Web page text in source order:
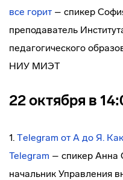
все горит – спикер
преподаватель
педагогического
НИУ МИЭТ
22 октября в
1. Тelegram от А до Я.
Telegram – спикер Анна
начальник Управления